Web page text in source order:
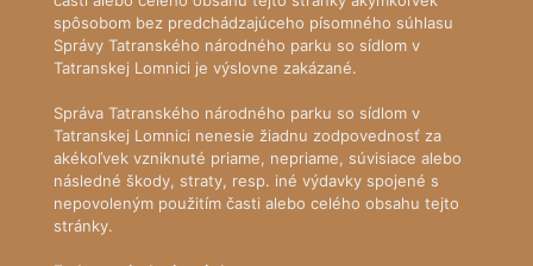
spôsobom bez predchádzajúceho písomného súhlasu
Správy Tatranského národného parku so sídlom v
Tatranskej Lomnici je výslovne zakázané.
Správa Tatranského národného parku so sídlom v
Tatranskej Lomnici nenesie žiadnu zodpovednosť za
akékoľvek vzniknuté priame, nepriame, súvisiace alebo
následné škody, straty, resp. iné výdavky spojené s
nepovoleným použitím časti alebo celého obsahu tejto
stránky.